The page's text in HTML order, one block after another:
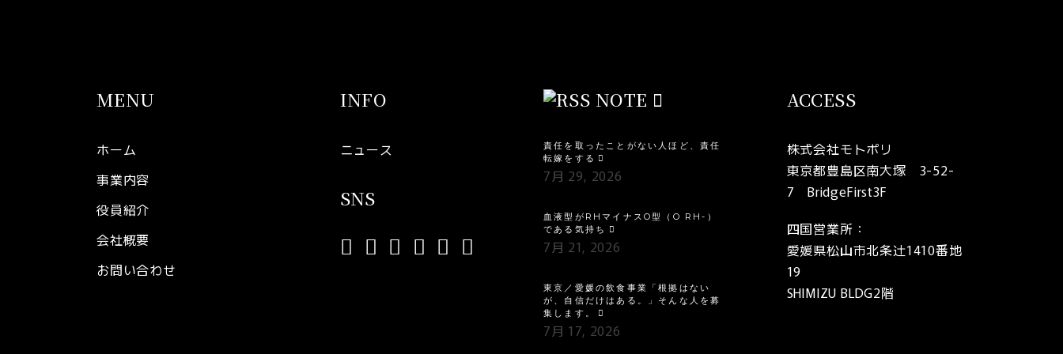
MENU
ホーム
事業内容
役員紹介
会社概要
お問い合わせ
INFO
ニュース
SNS
NOTE
責任を取ったことがない人ほど、責任
転嫁をする
7月 29, 2026
血液型がRHマイナスO型（O RH-）
である気持ち
7月 21, 2026
東京／愛媛の飲食事業「根拠はない
が、自信だけはある。」そんな人を募
集します。
7月 17, 2026
ACCESS
株式会社モトポリ
東京都豊島区南大塚 3-52-
7 BridgeFirst3F
四国営業所：
愛媛県松山市北条辻1410番地
19
SHIMIZU BLDG2階